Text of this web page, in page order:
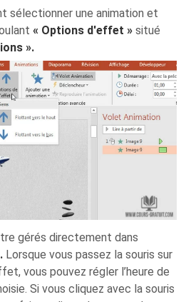
sélectionner une animation et
« Options d'effet » situé
».
gérés directement dans
Lorsque vous passez la souris sur
vous pouvez régler l’heure de
Si vous cliquez avec la souris